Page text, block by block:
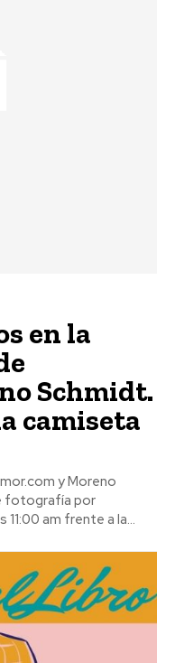
en la
Schmidt.
camiseta
y Moreno
fotografía por
am frente a la...